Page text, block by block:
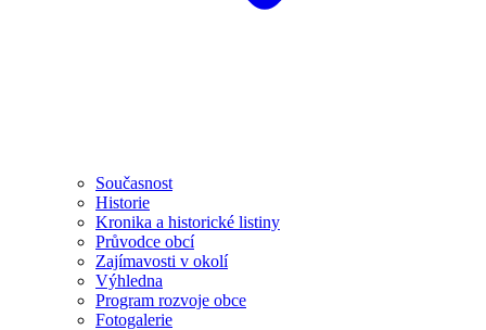
Současnost
Historie
Kronika a historické listiny
Průvodce obcí
Zajímavosti v okolí
Výhledna
Program rozvoje obce
Fotogalerie